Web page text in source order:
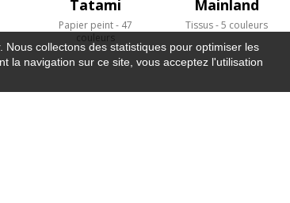
Tatami
Papier peint
47
couleurs
Mainland
Tissus 5 couleurs
collectons des statistiques pour optimiser les
la navigation sur ce site, vous acceptez l'utilisation